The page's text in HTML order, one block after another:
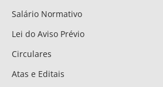
Salário Normativo
Lei do Aviso Prévio
Circulares
Atas e Editais